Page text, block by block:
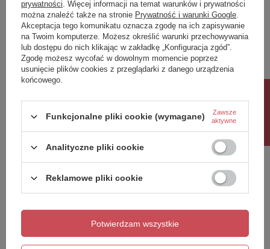
Napisz swoją opinię
Twoja ocena:
5/5
Treść twojej opinii
Dodaj własne zdjęcie produktu:
prywatności . Więcej informacji na temat warunków i prywatności
można znaleźć także na stronie Prywatność i warunki Google
Akceptacja tego komunikatu oznacza zgodę na ich zapisywanie
na Twoim komputerze. Możesz określić warunki przechowywania
lub dostępu do nich klikając w zakładkę „Konfiguracja zgód”.
Zgodę możesz wycofać w dowolnym momencie poprzez
usunięcie plików cookies z przeglądarki z danego urządzenia
końcowego.
Funkcjonalne pliki cookie (wymagane)
Zawsze
aktywne
Analityczne pliki cookie
Reklamowe pliki cookie
Potwierdzam wszystkie